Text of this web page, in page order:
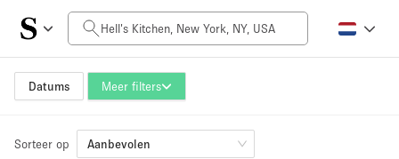
Datums Meer filters
Prijs per dag
$0
Grootte ruimte
Sorteer op Aanbevolen